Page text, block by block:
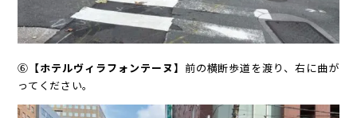
⑥ 【ホテルヴィラフォンテーヌ】 前の横断歩道を渡り、右に曲が
ってください。